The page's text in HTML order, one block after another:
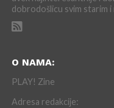
dobrodošlicu svim starim i
O NAMA:
PLAY! Zine
Adresa redakcije: